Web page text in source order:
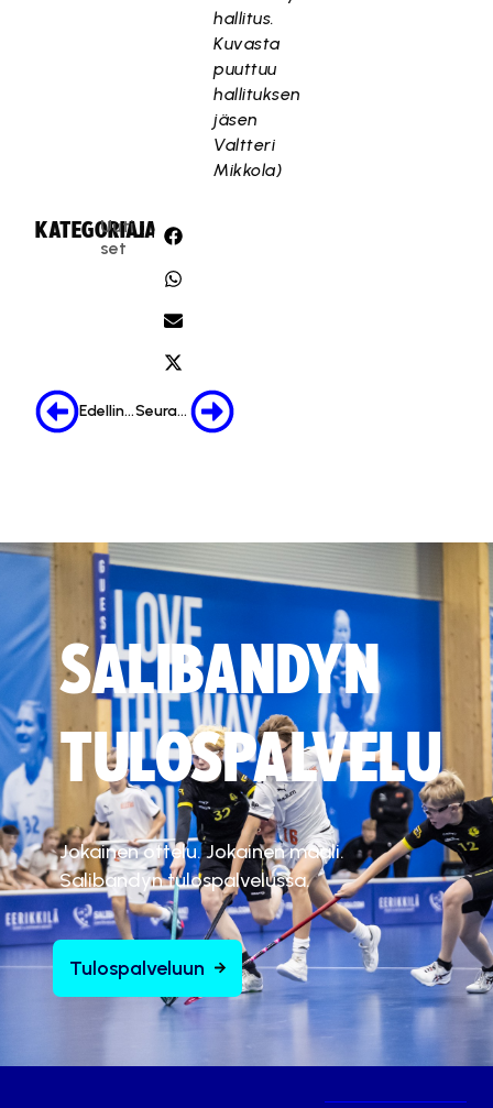
hallitus.
Kuvasta
puuttuu
hallituksen
jäsen
Valtteri
Mikkola)
KATEGORIA:
Uuti
set
JAA:
Edellinen Seuraava
SALIBANDYN
TULOSPALVELU
Jokainen ottelu. Jokainen maali.
Salibandyn tulospalvelussa.
Tulospalveluun